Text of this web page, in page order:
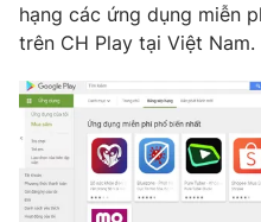
THỜI BÁO VTV
Theo dõi báo trên
Cơ quan chủ quản:Đài Truyền
hạng các ứng dụng miễn
trên CH Play tại Việt Nam.